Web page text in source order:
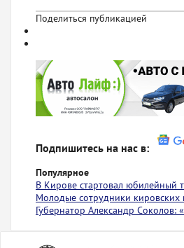
Поделиться публикацией
Подпишитесь на нас в:
Популярное
В Кирове стартовал юбилейный
Молодые сотрудники
Губернатор Александр Соколов: